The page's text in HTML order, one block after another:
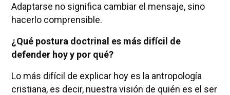
Adaptarse no significa cambiar el mensaje, sino
hacerlo comprensible.
¿Qué postura doctrinal es más difícil de
defender hoy y por qué?
Lo más difícil de explicar hoy es la antropología
cristiana, es decir, nuestra visión de quién es el ser